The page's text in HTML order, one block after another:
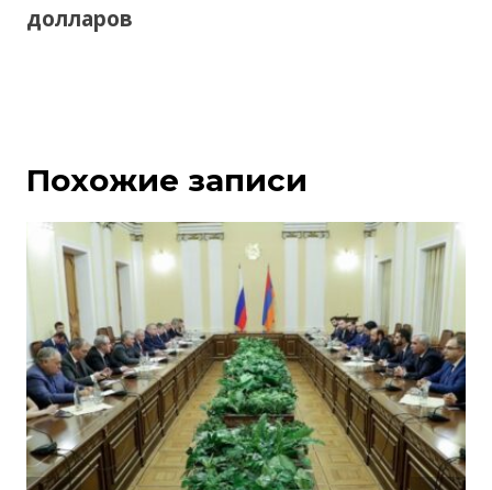
долларов
Похожие записи